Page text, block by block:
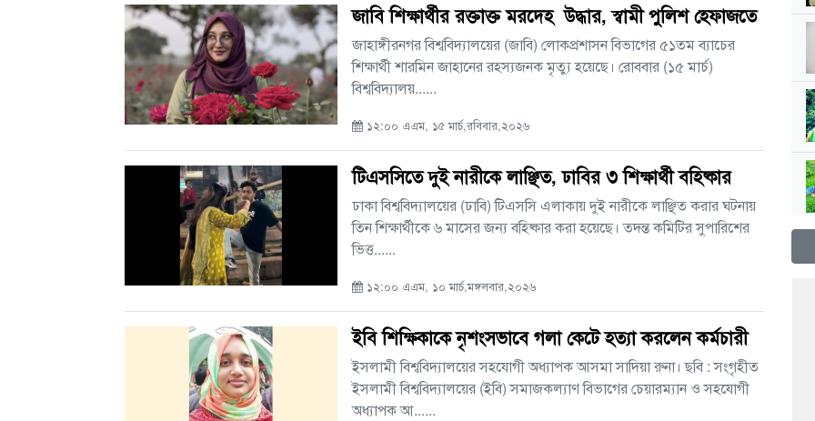
জাবি শিক্ষার্থীর রক্তাক্ত মরদেহ উদ্ধার, স্বামী পুলিশ হেফাজতে
জাহাঙ্গীরনগর বিশ্ববিদ্যালয়ের (জাবি) লোকপ্রশাসন বিভাগের ৫১তম ব্যাচের
শিক্ষার্থী শারমিন জাহানের রহস্যজনক মৃত্যু হয়েছে। রোববার (১৫ মার্চ)
বিশ্ববিদ্যালয়......
১২:০০ এএম, ১৫ মার্চ,রবিবার,২০২৬
টিএসসিতে দুই নারীকে লাঞ্ছিত, ঢাবির ৩ শিক্ষার্থী বহিষ্কার
ঢাকা বিশ্ববিদ্যালয়ের (ঢাবি) টিএসসি এলাকায় দুই নারীকে লাঞ্ছিত করার ঘটনায়
তিন শিক্ষার্থীকে ৬ মাসের জন্য বহিষ্কার করা হয়েছে। তদন্ত কমিটির সুপারিশের
ভিত্ত......
১২:০০ এএম, ১০ মার্চ,মঙ্গলবার,২০২৬
ইবি শিক্ষিকাকে নৃশংসভাবে গলা কেটে হত্যা করলেন কর্মচারী
ইসলামী বিশ্ববিদ্যালয়ের সহযোগী অধ্যাপক আসমা সাদিয়া রুনা। ছবি : সংগৃহীত
ইসলামী বিশ্ববিদ্যালয়ের (ইবি) সমাজকল্যাণ বিভাগের চেয়ারম্যান ও সহযোগী
অধ্যাপক আ......